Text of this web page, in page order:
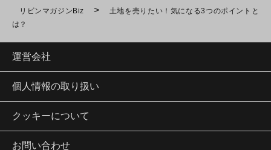
リビンマガジンBiz >
土地を売りたい！気になる3つのポイントと
は？
運営会社
個人情報の取り扱い
クッキーについて
お問い合わせ